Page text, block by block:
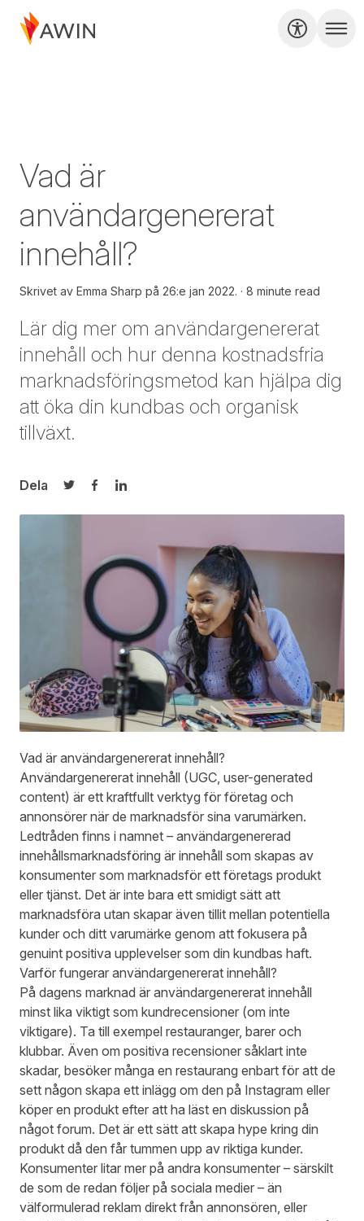
Vad är
användargenererat
innehåll?
Skrivet av Emma Sharp på 26:e jan 2022. 8 minute read
Lär dig mer om användargenererat
innehåll och hur denna kostnadsfria
marknadsföringsmetod kan hjälpa dig
att öka din kundbas och organisk
tillväxt.
Dela
Dela på Twitter
Dela på Facebook
Dela på LinkedIn
Vad är användargenererat innehåll?
Användargenererat innehåll (UGC, user-generated
content) är ett kraftfullt verktyg för företag och
annonsörer när de marknadsför sina varumärken.
Ledtråden finns i namnet – användargenererad
innehållsmarknadsföring är innehåll som skapas av
konsumenter som marknadsför ett företags produkt
eller tjänst. Det är inte bara ett smidigt sätt att
marknadsföra utan skapar även tillit mellan potentiella
kunder och ditt varumärke genom att fokusera på
genuint positiva upplevelser som din kundbas haft.
Varför fungerar användargenererat innehåll?
På dagens marknad är användargenererat innehåll
minst lika viktigt som kundrecensioner (om inte
viktigare). Ta till exempel restauranger, barer och
klubbar. Även om positiva recensioner såklart inte
skadar, besöker många en restaurang enbart för att de
sett någon skapa ett inlägg om den på Instagram eller
köper en produkt efter att ha läst en diskussion på
något forum. Det är ett sätt att skapa hype kring din
produkt då den får tummen upp av riktiga kunder.
Konsumenter litar mer på andra konsumenter – särskilt
de som de redan följer på sociala medier – än
välformulerad reklam direkt från annonsören, eller